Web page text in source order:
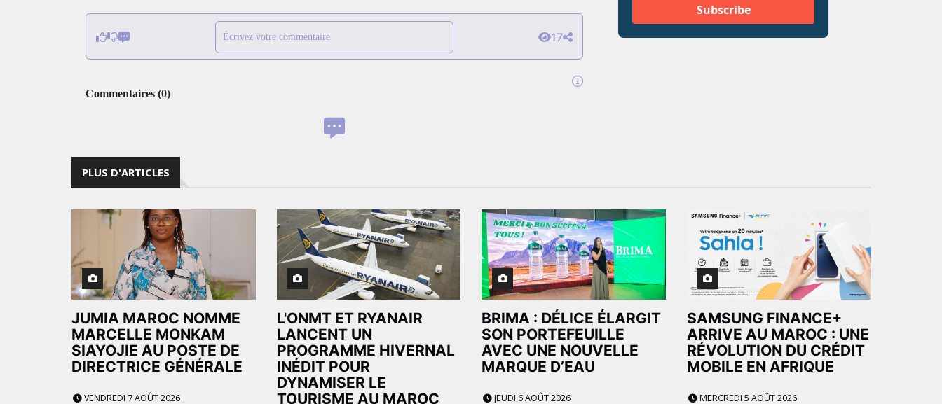
Écrivez votre commentaire 17
Commentaires (0)
PLUS D'ARTICLES
JUMIA MAROC NOMME
MARCELLE MONKAM
SIAYOJIE AU POSTE DE
DIRECTRICE GÉNÉRALE
VENDREDI 7 AOÛT 2026
L'ONMT ET RYANAIR
LANCENT UN
PROGRAMME HIVERNAL
INÉDIT POUR
DYNAMISER LE
TOURISME AU MAROC
BRIMA : DÉLICE ÉLARGIT
SON PORTEFEUILLE
AVEC UNE NOUVELLE
MARQUE D’EAU
JEUDI 6 AOÛT 2026
SAMSUNG FINANCE+
ARRIVE AU MAROC : UNE
RÉVOLUTION DU CRÉDIT
MOBILE EN AFRIQUE
MERCREDI 5 AOÛT 2026